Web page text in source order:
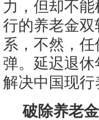
力，但却不
行的养老金
系，不然，
弹。延迟退
解决中国现行
破除养老